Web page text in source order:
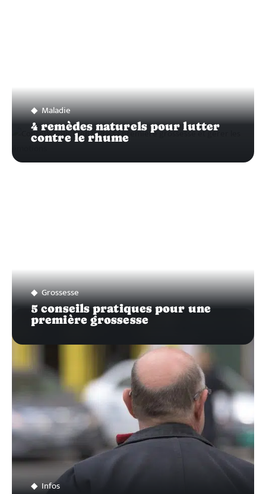
Maladie
4 remèdes naturels pour lutter
contre le rhume
Grossesse
5 conseils pratiques pour une
première grossesse
Infos